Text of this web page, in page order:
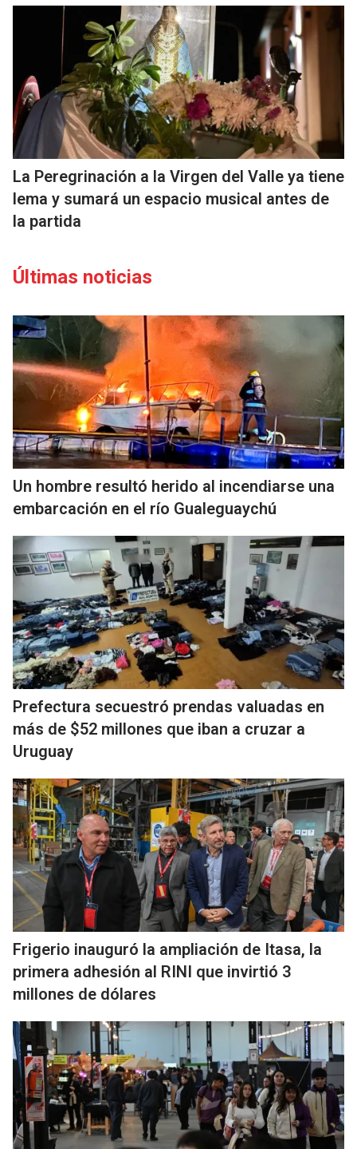
La Peregrinación a la Virgen del Valle ya tiene
lema y sumará un espacio musical antes de
la partida
Últimas noticias
Un hombre resultó herido al incendiarse una
embarcación en el río Gualeguaychú
Prefectura secuestró prendas valuadas en
más de $52 millones que iban a cruzar a
Uruguay
Frigerio inauguró la ampliación de Itasa, la
primera adhesión al RINI que invirtió 3
millones de dólares